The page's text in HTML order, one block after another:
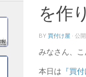
を作
BY 買付け屋 · 公開
みなさん、
本日は 『買